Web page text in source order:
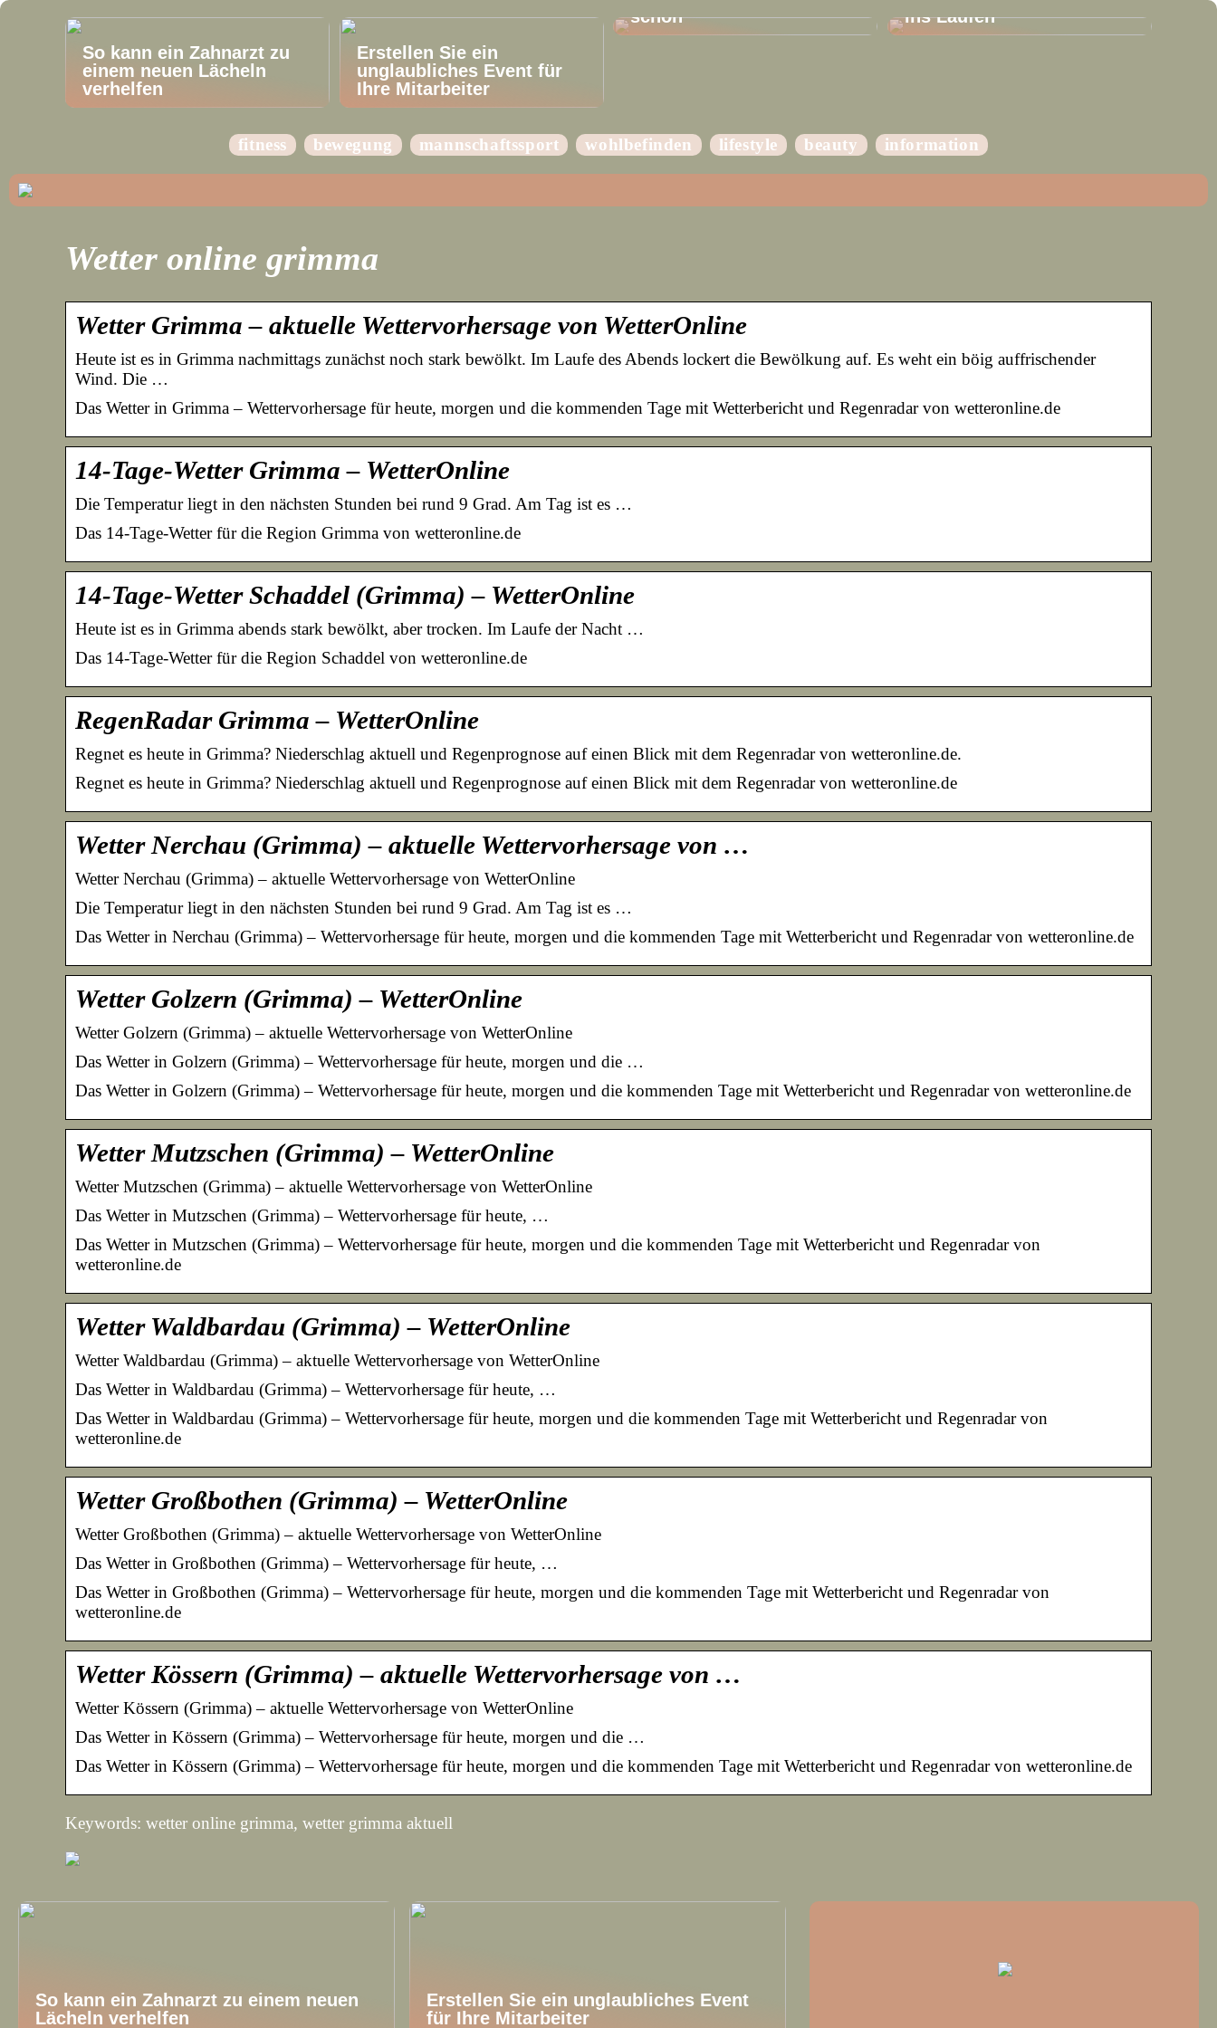
So kann ein Zahnarzt zu
einem neuen Lächeln
verhelfen
Erstellen Sie ein
unglaubliches Event für
Ihre Mitarbeiter
schön
ins Laufen
fitness bewegung mannschaftssport wohlbefinden lifestyle beauty information
Wetter online grimma
Wetter Grimma – aktuelle Wettervorhersage von WetterOnline
Heute ist es in Grimma nachmittags zunächst noch stark bewölkt. Im Laufe des Abends lockert die Bewölkung auf. Es weht ein böig auffrischender
Wind. Die …
Das Wetter in Grimma – Wettervorhersage für heute, morgen und die kommenden Tage mit Wetterbericht und Regenradar von wetteronline.de
14-Tage-Wetter Grimma – WetterOnline
Die Temperatur liegt in den nächsten Stunden bei rund 9 Grad. Am Tag ist es …
Das 14-Tage-Wetter für die Region Grimma von wetteronline.de
14-Tage-Wetter Schaddel (Grimma) – WetterOnline
Heute ist es in Grimma abends stark bewölkt, aber trocken. Im Laufe der Nacht …
Das 14-Tage-Wetter für die Region Schaddel von wetteronline.de
RegenRadar Grimma – WetterOnline
Regnet es heute in Grimma? Niederschlag aktuell und Regenprognose auf einen Blick mit dem Regenradar von wetteronline.de.
Regnet es heute in Grimma? Niederschlag aktuell und Regenprognose auf einen Blick mit dem Regenradar von wetteronline.de
Wetter Nerchau (Grimma) – aktuelle Wettervorhersage von …
Wetter Nerchau (Grimma) – aktuelle Wettervorhersage von WetterOnline
Die Temperatur liegt in den nächsten Stunden bei rund 9 Grad. Am Tag ist es …
Das Wetter in Nerchau (Grimma) – Wettervorhersage für heute, morgen und die kommenden Tage mit Wetterbericht und Regenradar von wetteronline.de
Wetter Golzern (Grimma) – WetterOnline
Wetter Golzern (Grimma) – aktuelle Wettervorhersage von WetterOnline
Das Wetter in Golzern (Grimma) – Wettervorhersage für heute, morgen und die …
Das Wetter in Golzern (Grimma) – Wettervorhersage für heute, morgen und die kommenden Tage mit Wetterbericht und Regenradar von wetteronline.de
Wetter Mutzschen (Grimma) – WetterOnline
Wetter Mutzschen (Grimma) – aktuelle Wettervorhersage von WetterOnline
Das Wetter in Mutzschen (Grimma) – Wettervorhersage für heute, …
Das Wetter in Mutzschen (Grimma) – Wettervorhersage für heute, morgen und die kommenden Tage mit Wetterbericht und Regenradar von
wetteronline.de
Wetter Waldbardau (Grimma) – WetterOnline
Wetter Waldbardau (Grimma) – aktuelle Wettervorhersage von WetterOnline
Das Wetter in Waldbardau (Grimma) – Wettervorhersage für heute, …
Das Wetter in Waldbardau (Grimma) – Wettervorhersage für heute, morgen und die kommenden Tage mit Wetterbericht und Regenradar von
wetteronline.de
Wetter Großbothen (Grimma) – WetterOnline
Wetter Großbothen (Grimma) – aktuelle Wettervorhersage von WetterOnline
Das Wetter in Großbothen (Grimma) – Wettervorhersage für heute, …
Das Wetter in Großbothen (Grimma) – Wettervorhersage für heute, morgen und die kommenden Tage mit Wetterbericht und Regenradar von
wetteronline.de
Wetter Kössern (Grimma) – aktuelle Wettervorhersage von …
Wetter Kössern (Grimma) – aktuelle Wettervorhersage von WetterOnline
Das Wetter in Kössern (Grimma) – Wettervorhersage für heute, morgen und die …
Das Wetter in Kössern (Grimma) – Wettervorhersage für heute, morgen und die kommenden Tage mit Wetterbericht und Regenradar von wetteronline.de
Keywords: wetter online grimma, wetter grimma aktuell
So kann ein Zahnarzt zu einem neuen
Lächeln verhelfen
Erstellen Sie ein unglaubliches Event
für Ihre Mitarbeiter